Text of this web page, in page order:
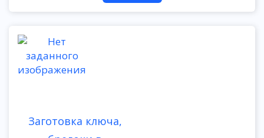
Заготовка ключа,